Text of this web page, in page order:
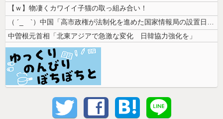
【ｗ】物凄くカワイイ子猫の取っ組み合い！
（ ´_ゝ`）中国「高市政権が法制化を進めた国家情報局の設置日が7月3...
中曽根元首相「北東アジアで急激な変化 日韓協力強化を」